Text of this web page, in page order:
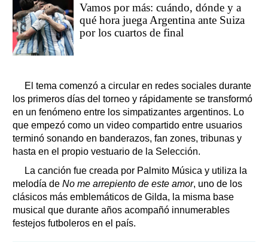
Vamos por más: cuándo, dónde y a
qué hora juega Argentina ante Suiza
por los cuartos de final
El tema comenzó a circular en redes sociales durante
los primeros días del torneo y rápidamente se transformó
en un fenómeno entre los simpatizantes argentinos. Lo
que empezó como un video compartido entre usuarios
terminó sonando en banderazos, fan zones, tribunas y
hasta en el propio vestuario de la Selección.
La canción fue creada por Palmito Música y utiliza la
melodía de No me arrepiento de este amor, uno de los
clásicos más emblemáticos de Gilda, la misma base
musical que durante años acompañó innumerables
festejos futboleros en el país.